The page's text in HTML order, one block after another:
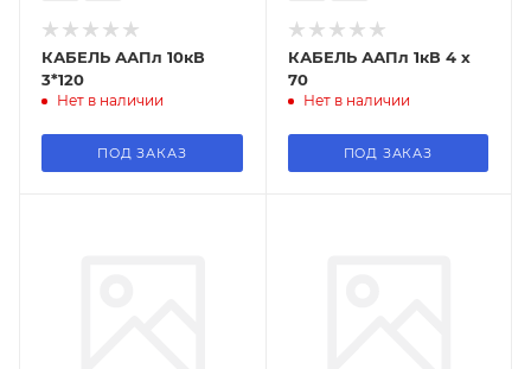
КАБЕЛЬ ААПл 10кВ
3*120
Нет в наличии
ПОД ЗАКАЗ
КАБЕЛЬ ААПл 1кВ 4 х
70
Нет в наличии
ПОД ЗАКАЗ